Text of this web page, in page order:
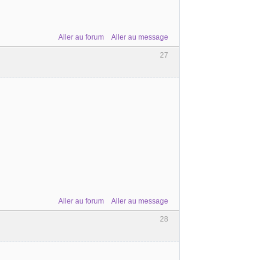
Aller au forum Aller au message
27
Aller au forum Aller au message
28